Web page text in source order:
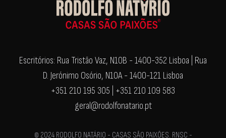
Escritórios: Rua Tristão Vaz, N10B - 1400-352 Lisboa | Rua
D. Jerónimo Osório, N10A - 1400-121 Lisboa
+351 210 195 305 | +351 210 109 583
geral@rodolfonatario.pt
© 2024 RODOLFO NATÁRIO - CASAS SÃO PAIXÕES. RNSC -